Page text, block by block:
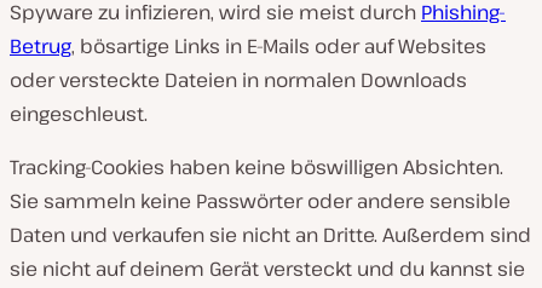
Spyware zu infizieren, wird sie meist durch Phishing-
Betrug, bösartige Links in E-Mails oder auf Websites
oder versteckte Dateien in normalen Downloads
eingeschleust.
Tracking-Cookies haben keine böswilligen Absichten.
Sie sammeln keine Passwörter oder andere sensible
Daten und verkaufen sie nicht an Dritte. Außerdem sind
sie nicht auf deinem Gerät versteckt und du kannst sie